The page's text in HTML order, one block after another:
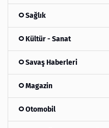
Sağlık
Kültür - Sanat
Savaş Haberleri
Magazin
Otomobil